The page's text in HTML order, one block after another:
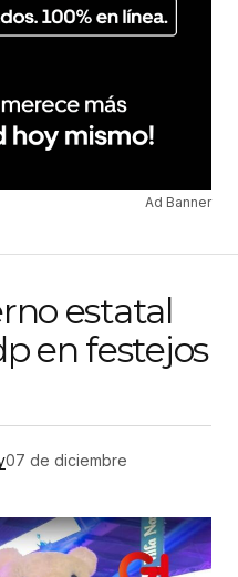
Ad Banner
estatal
en festejos
07 de diciembre